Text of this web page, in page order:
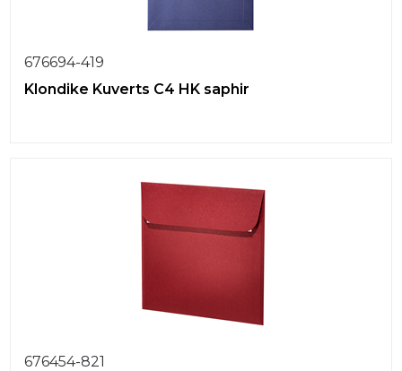
676694-419
Klondike Kuverts C4 HK saphir
676454-821